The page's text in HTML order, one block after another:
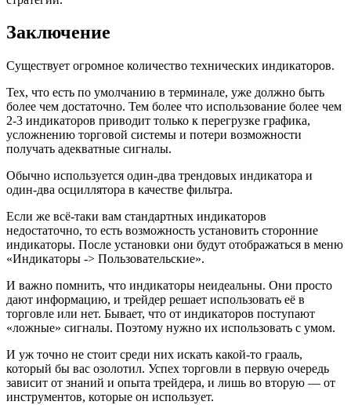
Заключение
Существует огромное количество технических индикаторов.
Тех, что есть по умолчанию в терминале, уже должно быть
более чем достаточно. Тем более что использование более чем
2-3 индикаторов приводит только к перегрузке графика,
усложнению торговой системы и потери возможности
получать адекватные сигналы.
Обычно используется один-два трендовых индикатора и
один-два осциллятора в качестве фильтра.
Если же всё-таки вам стандартных индикаторов
недостаточно, то есть возможность установить сторонние
индикаторы. После установки они будут отображаться в меню
«Индикаторы -> Пользовательские».
И важно помнить, что индикаторы неидеальны. Они просто
дают информацию, и трейдер решает использовать её в
торговле или нет. Бывает, что от индикаторов поступают
«ложные» сигналы. Поэтому нужно их использовать с умом.
И уж точно не стоит среди них искать какой-то грааль,
который бы вас озолотил. Успех торговли в первую очередь
зависит от знаний и опыта трейдера, и лишь во вторую — от
инструментов, которые он использует.